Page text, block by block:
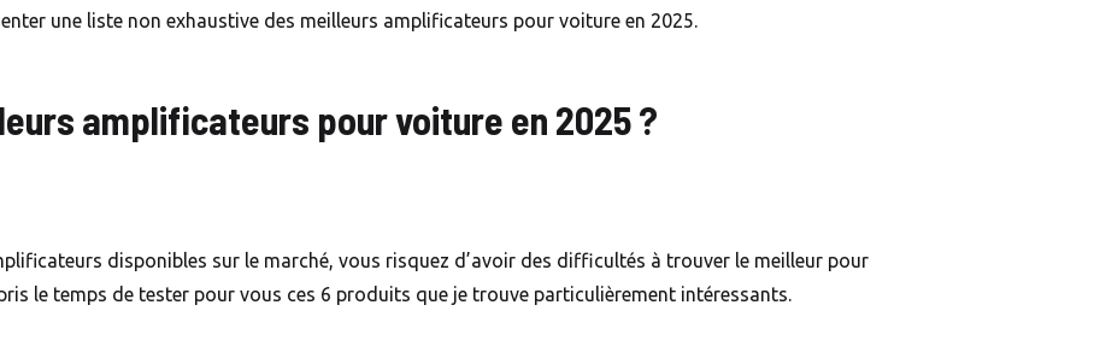
une liste non exhaustive des meilleurs amplificateurs pour voiture en 2025.
amplificateurs pour voiture en 2025 ?
disponibles sur le marché, vous risquez d’avoir des difficultés à trouver le meilleur pour
le temps de tester pour vous ces 6 produits que je trouve particulièrement intéressants.